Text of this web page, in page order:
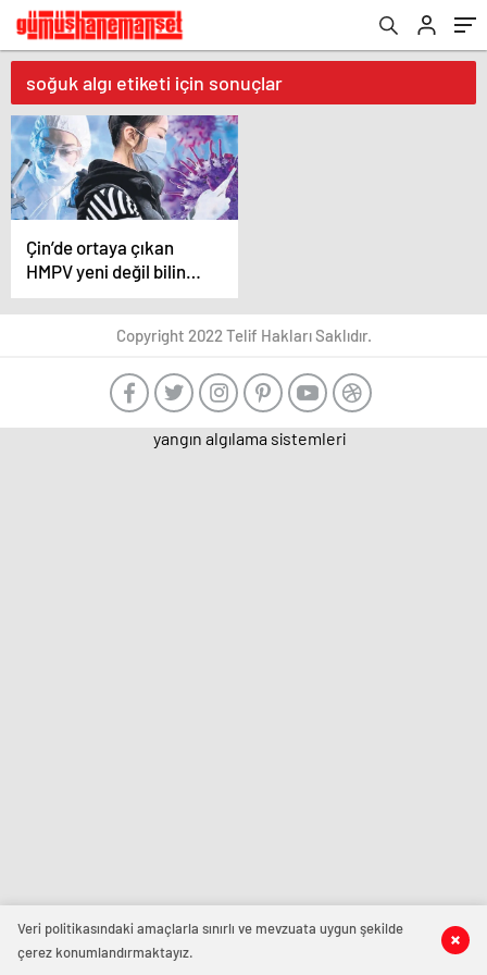
soğuk algı etiketi için sonuçlar
Çin’de ortaya çıkan
HMPV yeni değil bilinen
bir virüs
Copyright 2022 Telif Hakları Saklıdır.
Veri politikasındaki amaçlarla sınırlı ve mevzuata uygun şekilde
çerez konumlandırmaktayız.
yangın algılama sistemleri